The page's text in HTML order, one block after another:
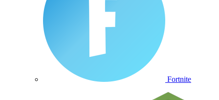
Fortnite